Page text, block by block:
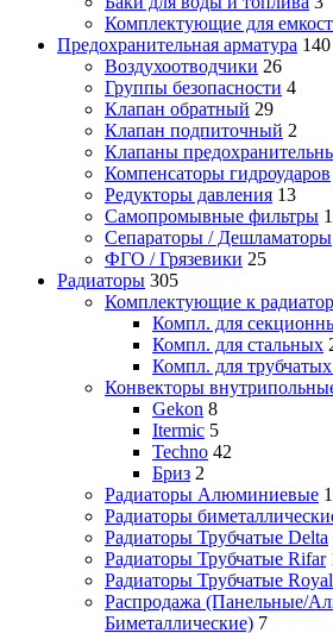
Комплектующие для
Предохранительная арматура 140
Воздухоотводчики 26
Группы безопасности 4
Клапан обратный 29
Клапан подпиточный 2
Клапаны
Компенсаторы гидроударов
Редукторы давления 13
Самопромывные фильтры
Сепараторы / Дешламаторы
ФГО / Грязевики 25
Радиаторы 305
Комплектующие к
Компл. для
Компл. для стальных
Компл. для
Конвекторы
Gekon 8
Itermic 5
Techno 42
Бриз 2
Радиаторы Алюминиевые
Радиаторы
Радиаторы Трубчатые Delta
Радиаторы Трубчатые Rifar
Радиаторы Трубчатые
Распродажа (Панельные/
Биметаллические) 7